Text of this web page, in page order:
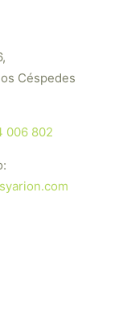
Céspedes
006 802